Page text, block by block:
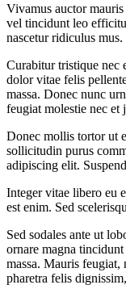
Vivamus auctor
vel tincidunt leo
nascetur ridiculus mus.
Curabitur tristique nec
dolor vitae felis
massa. Donec nunc
feugiat molestie nec et
Donec mollis tortor ut
sollicitudin purus
adipiscing elit.
Integer vitae libero eu
est enim. Sed
Sed sodales ante ut
ornare magna
massa. Mauris feugiat,
pharetra felis